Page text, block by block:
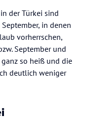
der Türkei sind
in denen
vorherrschen,
September und
so heiß und die
deutlich weniger